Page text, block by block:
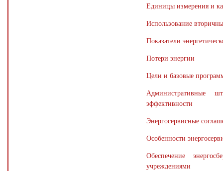
Единицы измерения и
Использование
Показатели
Потери энергии
Цели и базовые
Административные
эффективности
Энергосервисные
Особенности
Обеспечение
учреждениями